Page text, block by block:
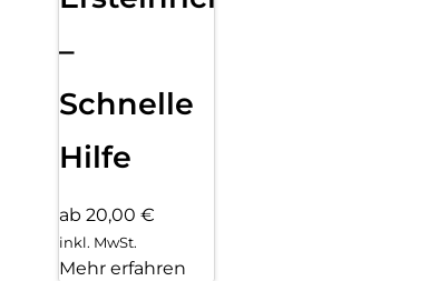
–
Schnelle
Hilfe
ab 20,00 €
inkl. MwSt.
Mehr erfahren